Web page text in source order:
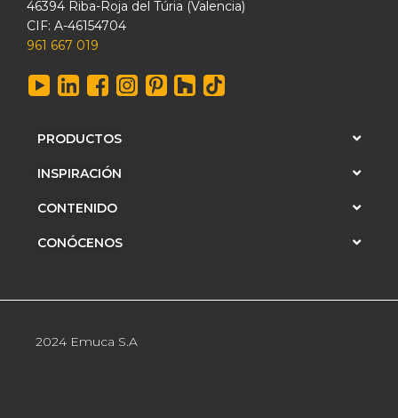
46394 Riba-Roja del Túria (Valencia)
CIF: A-46154704
961 667 019
PRODUCTOS
INSPIRACIÓN
CONTENIDO
CONÓCENOS
2024 Emuca S.A